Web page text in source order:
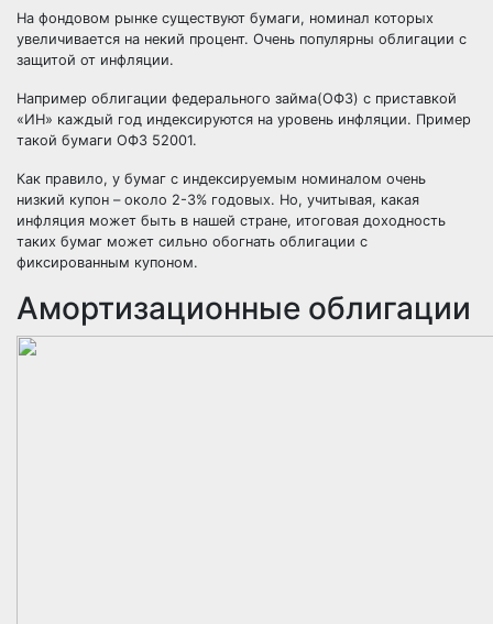
На фондовом рынке существуют бумаги, номинал которых
увеличивается на некий процент. Очень популярны облигации с
защитой от инфляции.
Например облигации федерального займа(ОФЗ) с приставкой
«ИН» каждый год индексируются на уровень инфляции. Пример
такой бумаги ОФЗ 52001.
Как правило, у бумаг с индексируемым номиналом очень
низкий купон – около 2-3% годовых. Но, учитывая, какая
инфляция может быть в нашей стране, итоговая доходность
таких бумаг может сильно обогнать облигации с
фиксированным купоном.
Амортизационные облигации